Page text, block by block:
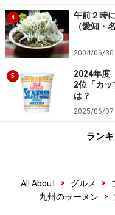
4
午前２時
（愛知・
2004/06/30
5
2024年度
2位「カ
は？
2025/06/07
ラン
All About > グルメ >
九州のラーメン
>